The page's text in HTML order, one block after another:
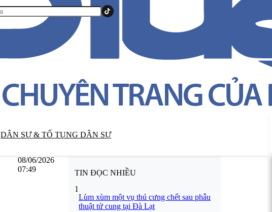
DÂN SỰ & TỐ TỤNG DÂN SỰ
08/06/2026
07:49
TIN ĐỌC NHIỀU
1
Lùm xùm một vụ thú cưng chết sau phẫu
thuật tử cung tại Đà Lạt